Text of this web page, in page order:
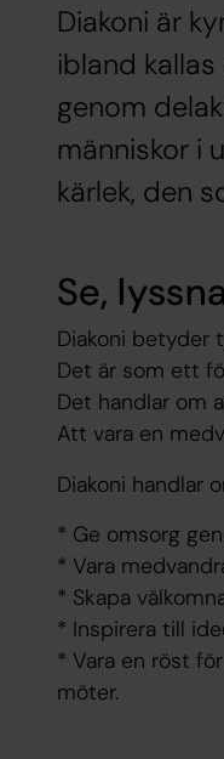
Diakoni är
ibland
genom
människor i
kärlek, den
Se,
Diakoni betyder
Det är som ett
Det handlar om
Att vara en
Diakoni handlar
* Ge omsorg
* Vara
* Skapa
* Inspirera till
* Vara en röst
möter.